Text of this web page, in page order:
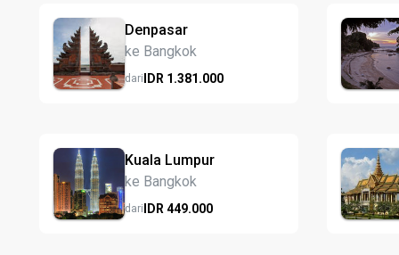
Denpasar
ke Bangkok
dariIDR 1.381.000
Kuala Lumpur
ke Bangkok
dariIDR 449.000